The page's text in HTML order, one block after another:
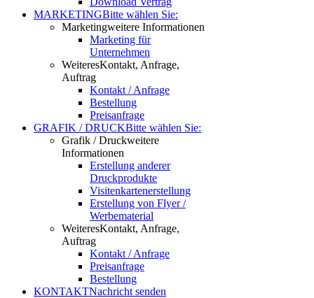
MARKETINGBitte wählen Sie:
Marketingweitere Informationen
Marketing für
Unternehmen
WeiteresKontakt, Anfrage,
Auftrag
Kontakt / Anfrage
Bestellung
Preisanfrage
GRAFIK / DRUCKBitte wählen Sie:
Grafik / Druckweitere
Informationen
Erstellung anderer
Druckprodukte
Visitenkartenerstellung
Erstellung von Flyer /
Werbematerial
WeiteresKontakt, Anfrage,
Auftrag
Kontakt / Anfrage
Preisanfrage
Bestellung
KONTAKTNachricht senden